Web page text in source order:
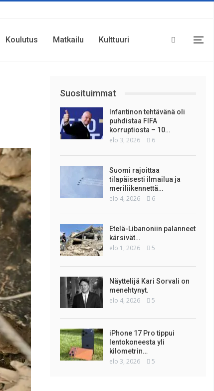
Koulutus Matkailu Kulttuuri
Suosituimmat
Infantinon tehtävänä oli
puhdistaa FIFA
korruptiosta – 10…
elo 3, 2026 6
Suomi rajoittaa
tilapäisesti ilmailua ja
meriliikennettä…
elo 4, 2026 6
Etelä-Libanoniin palanneet
kärsivät…
elo 1, 2026 5
Näyttelijä Kari Sorvali on
menehtynyt.
elo 4, 2026 5
iPhone 17 Pro tippui
lentokoneesta yli
kilometrin…
elo 3, 2026 5